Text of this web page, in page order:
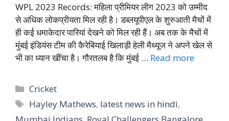
WPL 2023 Records: महिला प्रीमियर लीग 2023 को उम्मीद
से अधिक लोकप्रीयता मिल रही है। डब्लयूपीएल के शुरुआती मैचों में
ही कई धमाकेदार पारियां देखने को मिल रही हैं। अब तक के मैचों में
मुंबई इंडियंस टीम की कैरेबियाई खिलाड़ी हेली मैथ्यूज ने अपने खेल से
भी का ध्यान खींचा है। गौरतलब है कि मुंबई … Read more
Categories
Cricket
Tags
Hayley Mathews, latest news in hindi,